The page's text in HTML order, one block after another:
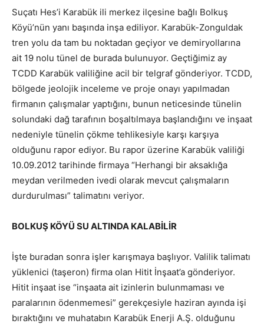
Suçatı Hes’i Karabük ili merkez ilçesine bağlı Bolkuş
Köyü’nün yanı başında inşa ediliyor. Karabük-Zonguldak
tren yolu da tam bu noktadan geçiyor ve demiryollarına
ait 19 nolu tünel de burada bulunuyor. Geçtiğimiz ay
TCDD Karabük valiliğine acil bir telgraf gönderiyor. TCDD,
bölgede jeolojik inceleme ve proje onayı yapılmadan
firmanın çalışmalar yaptığını, bunun neticesinde tünelin
solundaki dağ tarafının boşaltılmaya başlandığını ve inşaat
nedeniyle tünelin çökme tehlikesiyle karşı karşıya
olduğunu rapor ediyor. Bu rapor üzerine Karabük valiliği
10.09.2012 tarihinde firmaya “Herhangi bir aksaklığa
meydan verilmeden ivedi olarak mevcut çalışmaların
durdurulması” talimatını veriyor.
BOLKUŞ KÖYÜ SU ALTINDA KALABİLİR
İşte buradan sonra işler karışmaya başlıyor. Valilik talimatı
yüklenici (taşeron) firma olan Hitit İnşaat’a gönderiyor.
Hitit inşaat ise “inşaata ait izinlerin bulunmaması ve
paralarının ödenmemesi” gerekçesiyle haziran ayında işi
bıraktığını ve muhatabın Karabük Enerji A.Ş. olduğunu